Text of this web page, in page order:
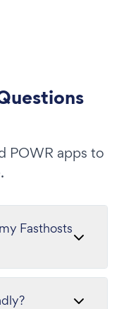
POWR apps to
Fasthosts